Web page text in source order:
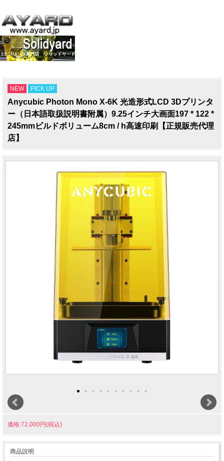
NEW PICK UP
Anycubic Photon Mono X-6K 光造形式LCD 3Dプリンタ
ー（日本語取扱説明書附属）9.25インチ大画面197 * 122 *
245mmビルドボリューム8cm / h高速印刷【正規販売代理
店】
価格:72,000円(税込)
商品説明